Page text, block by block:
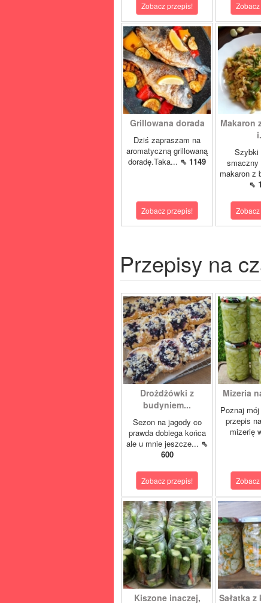
Zobacz przepis!
Grillowana dorada
Dziś zapraszam na
aromatyczną grillowaną
doradę.Taka... ⇖ 1149
Zobacz przepis!
Makaron
Szybki
smaczny
makaron z
⇖
Przepisy na
Drożdżówki z
budyniem...
Sezon na jagody co
prawda dobiega końca
ale u mnie jeszcze... ⇖
600
Zobacz przepis!
Mizeria
Poznaj
przepis
mizerię
Kiszone inaczej, Sałatka